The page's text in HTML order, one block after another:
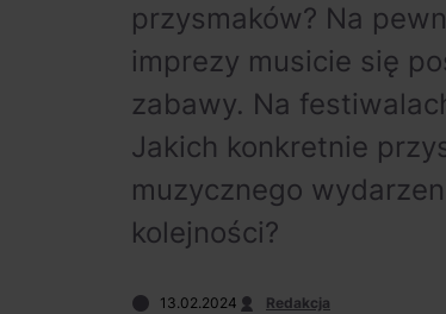
przysmaków? Na
imprezy musicie się
zabawy. Na
Jakich konkretnie
muzycznego
kolejności?
13.02.2024 Redakcja